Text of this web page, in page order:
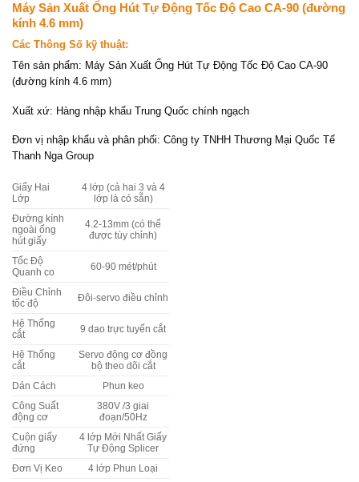
Máy Sản Xuất Ống Hút Tự Động Tốc Độ Cao CA-90 (đường
kính 4.6 mm)
Các Thông Số kỹ thuật:
Tên sản phẩm: Máy Sản Xuất Ống Hút Tự Động Tốc Độ Cao CA-90
(đường kính 4.6 mm)
Xuất xứ: Hàng nhập khẩu Trung Quốc chính ngạch
Đơn vị nhập khẩu và phân phối: Công ty TNHH Thương Mại Quốc Tế
Thanh Nga Group
Giấy Hai
Lớp
4 lớp (cả hai 3 và 4
lớp là có sẵn)
Đường kính
ngoài ống
hút giấy
4.2-13mm (có thể
được tùy chỉnh)
Tốc Độ
Quanh co
60-90 mét/phút
Điều Chỉnh
tốc độ
Đôi-servo điều chỉnh
Hệ Thống
cắt
9 dao trực tuyến cắt
Hệ Thống
cắt
Servo động cơ đồng
bộ theo dõi cắt
Dán Cách Phun keo
Công Suất
động cơ
380V /3 giai
đoạn/50Hz
Cuộn giấy
đứng
4 lớp Mới Nhất Giấy
Tự Động Splicer
Đơn Vị Keo 4 lớp Phun Loại